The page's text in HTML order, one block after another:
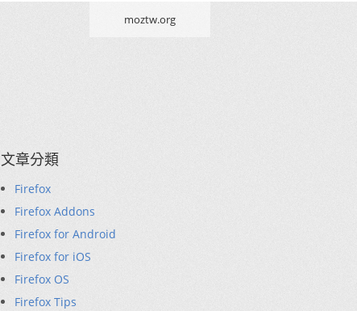
moztw.org
文章分類
Firefox
Firefox Addons
Firefox for Android
Firefox for iOS
Firefox OS
Firefox Tips